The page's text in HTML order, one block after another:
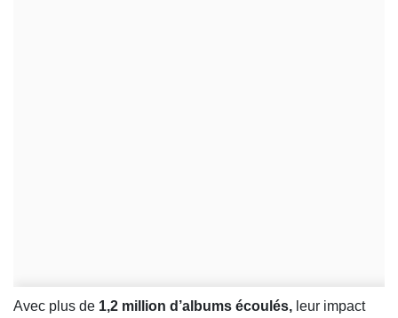
Avec plus de 1,2 million d’albums écoulés, leur impact